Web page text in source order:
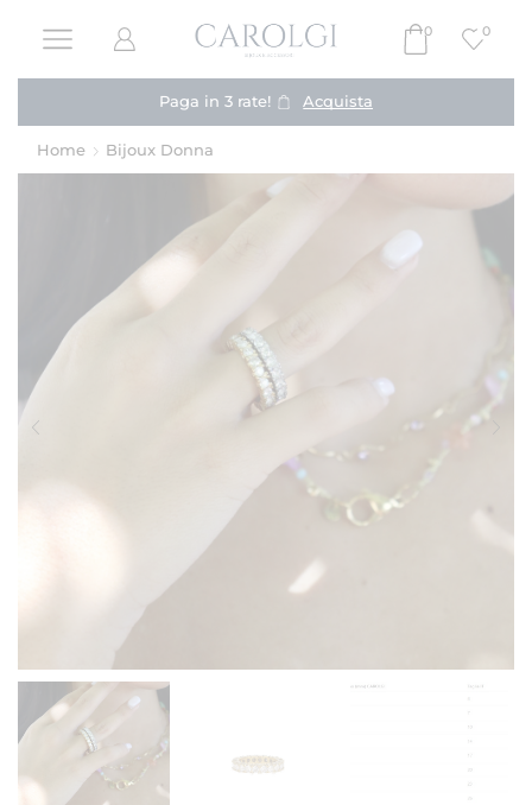
0 0
Paga in 3 rate! Acquista
Home Bijoux Donna